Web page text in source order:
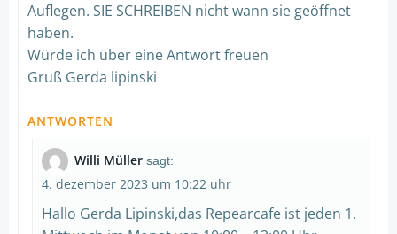
Auflegen. SIE SCHREIBEN nicht wann sie geöffnet
haben.
Würde ich über eine Antwort freuen
Gruß Gerda lipinski
ANTWORTEN
Willi Müller sagt:
4. dezember 2023 um 10:22 uhr
Hallo Gerda Lipinski,das Repearcafe ist jeden 1.